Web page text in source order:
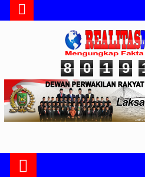
8 0 1 9